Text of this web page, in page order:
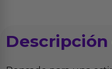
Descripción